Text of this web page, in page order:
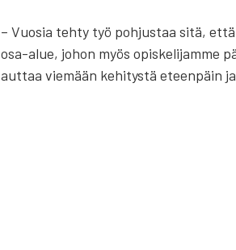
– Vuo­sia teh­ty työ poh­jus­taa sitä,
osa-alue, johon myös opis­ke­li­jam­me
aut­taa vie­mään kehi­tys­tä eteen­päin